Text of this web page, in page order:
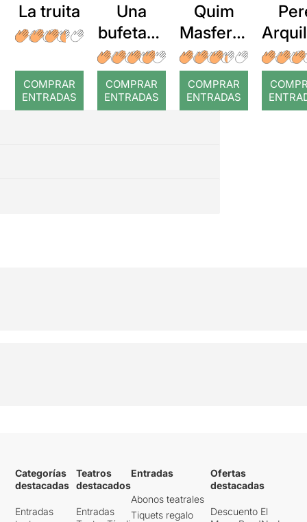
La truita
COMPRAR
ENTRADAS
Una
bufetada
a temps
COMPRAR
ENTRADAS
Quim
Masferre
r: Temps
COMPRAR
ENTRADAS
:
Categorías
destacadas
Entradas
Teatros
destacados
Entradas
Entradas
Abonos teatrales
Tiquets regalo
Ofertas
destacadas
Descuento El